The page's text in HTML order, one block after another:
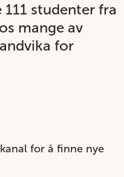
studenter fra
mange av
for
for å finne nye